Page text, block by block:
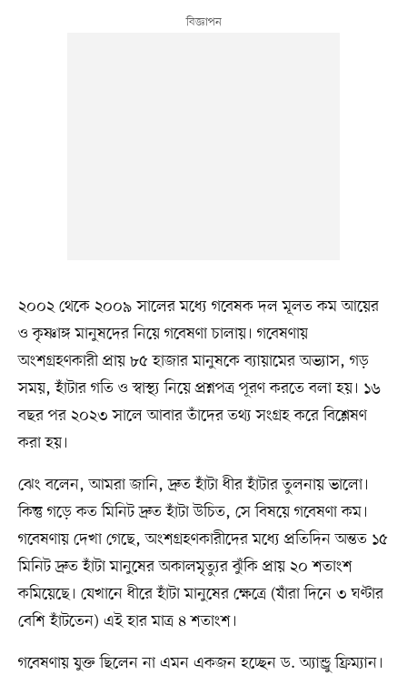
২০০২ থেকে ২০০৯ সালের মধ্যে গবেষক দল মূলত কম আয়ের
ও কৃষ্ণাঙ্গ মানুষদের নিয়ে গবেষণা চালায়। গবেষণায়
অংশগ্রহণকারী প্রায় ৮৫ হাজার মানুষকে ব্যায়ামের অভ্যাস, গড়
সময়, হাঁটার গতি ও স্বাস্থ্য নিয়ে প্রশ্নপত্র পূরণ করতে বলা হয়। ১৬
বছর পর ২০২৩ সালে আবার তাঁদের তথ্য সংগ্রহ করে বিশ্লেষণ
করা হয়।
ঝেং বলেন, আমরা জানি, দ্রুত হাঁটা ধীর হাঁটার তুলনায় ভালো।
কিন্তু গড়ে কত মিনিট দ্রুত হাঁটা উচিত, সে বিষয়ে গবেষণা কম।
গবেষণায় দেখা গেছে, অংশগ্রহণকারীদের মধ্যে প্রতিদিন অন্তত ১৫
মিনিট দ্রুত হাঁটা মানুষের অকালমৃত্যুর ঝুঁকি প্রায় ২০ শতাংশ
কমিয়েছে। যেখানে ধীরে হাঁটা মানুষের ক্ষেত্রে (যাঁরা দিনে ৩ ঘণ্টার
বেশি হাঁটতেন) এই হার মাত্র ৪ শতাংশ।
গবেষণায় যুক্ত ছিলেন না এমন একজন হচ্ছেন ড. অ্যান্ড্রু ফ্রিম্যান।